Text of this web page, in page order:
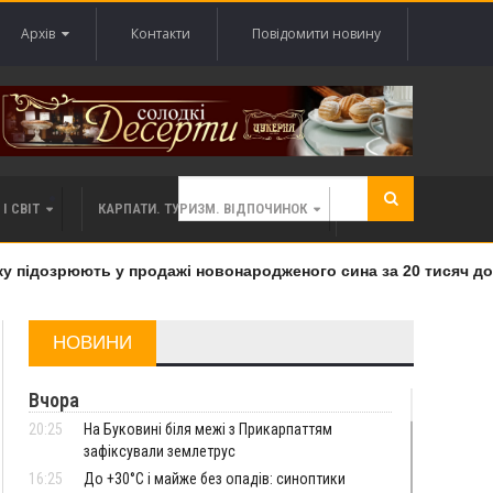
Архів Контакти Повідомити новину
СВІТ КАРПАТИ. ТУРИЗМ. ВІДПОЧИНОК
у продажі новонародженого сина за 20 тисяч
НОВИНИ
Вчора
20:25
На Буковині біля межі з Прикарпаттям
зафіксували землетрус
16:25
До +30°C і майже без опадів: синоптики